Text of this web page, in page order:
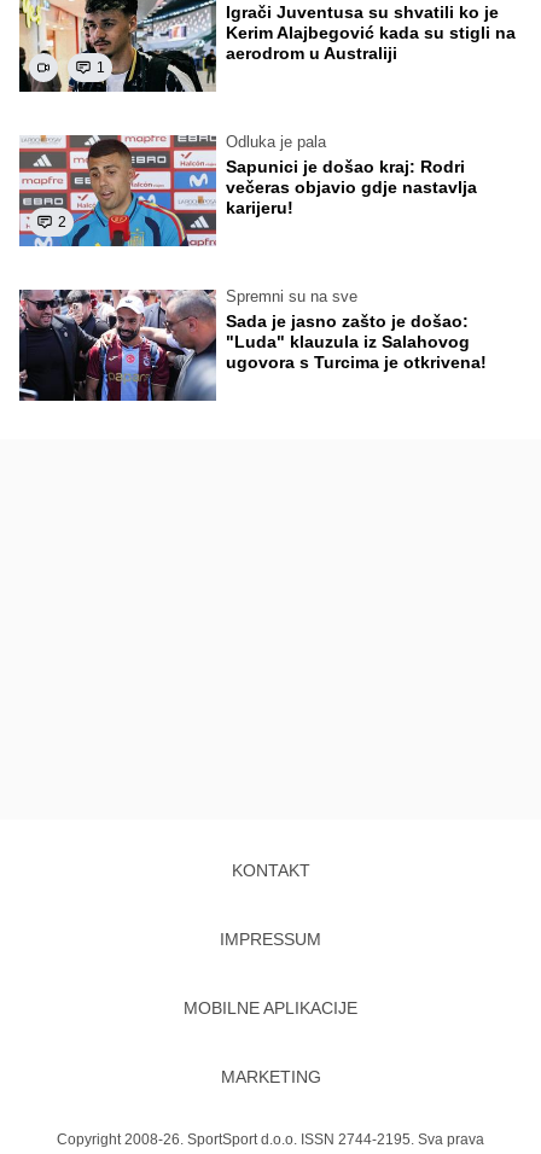
1
Igrači Juventusa su shvatili ko je
Kerim Alajbegović kada su stigli na
aerodrom u Australiji
2
Odluka je pala
Sapunici je došao kraj: Rodri
večeras objavio gdje nastavlja
karijeru!
Spremni su na sve
Sada je jasno zašto je došao:
"Luda" klauzula iz Salahovog
ugovora s Turcima je otkrivena!
KONTAKT
IMPRESSUM
MOBILNE APLIKACIJE
MARKETING
Copyright 2008-26. SportSport d.o.o. ISSN 2744-2195. Sva prava